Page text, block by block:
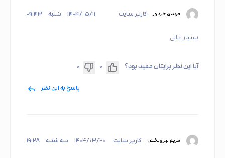
مهدی خردور کاربر سایت ۱۴۰۴/۰۵/۱۱ شنبه ۰۹:۴۳
بسیار عالی
آیا این نظر برایتان مفید بود؟ ۰ ۰
پاسخ به این نظر
مریم نیروبخش کاربر سایت ۱۴۰۴/۰۳/۲۰ سه شنبه ۱۹:۲۸